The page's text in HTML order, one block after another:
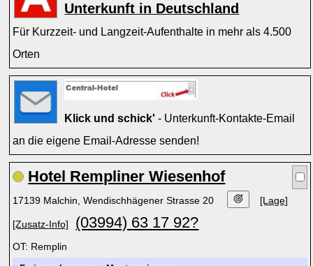
Unterkunft in Deutschland
Für Kurzzeit- und Langzeit-Aufenthalte in mehr als 4.500
Orten
Klick und schick' - Unterkunft-Kontakte-Email
an die eigene Email-Adresse senden!
Hotel Rempliner Wiesenhof
17139 Malchin, Wendischhägener Strasse 20 [Lage]
[Zusatz-Info] (03994) 63 17 92?
OT: Remplin